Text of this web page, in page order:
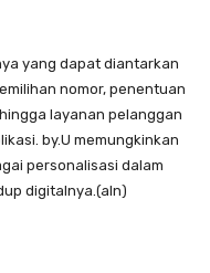
yang dapat diantarkan
nomor, penentuan
layanan pelanggan
by.U memungkinkan
personalisasi dalam
digitalnya.(aln)